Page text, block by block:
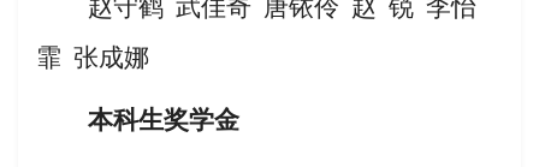
赵守鹤 武佳奇 唐铱伶 赵 锐 李怡
霏 张成娜
本科生奖学金